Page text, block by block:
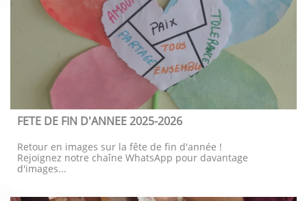
FETE DE FIN D'ANNEE 2025-2026
Retour en images sur la fête de fin d'année !
Rejoignez notre chaîne WhatsApp pour davantage
d'images...